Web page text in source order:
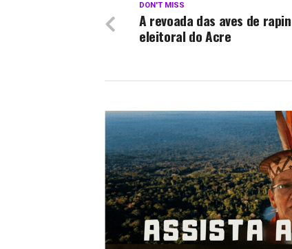
DON'T MISS
A revoada das aves de
eleitoral do Acre